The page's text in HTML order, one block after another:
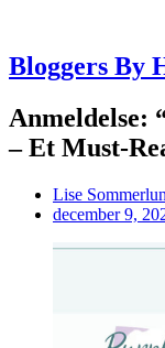
Bloggers By
Anmeldelse:
– Et Must-
Lise
december 9,